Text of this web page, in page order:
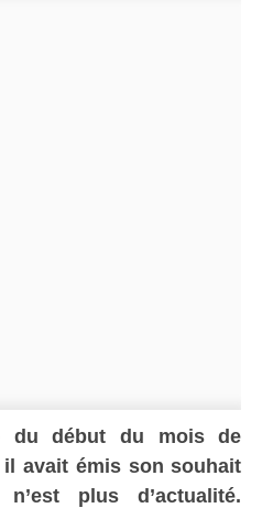
du début du mois de
avait émis son souhait
plus d’actualité.